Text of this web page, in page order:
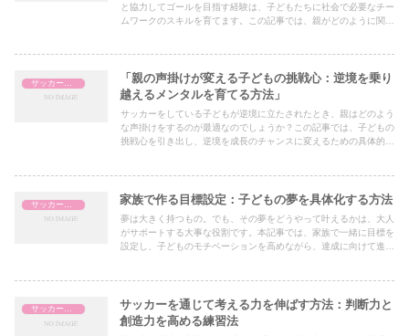
と協力してゴールを目指す経験は、子どもたちに社会で必要なチー
ムワークのスキルを育てます。この記事では、親がどのように関わ
「親の声掛けが変える子どもの挑戦心：逆境を乗り
越えるメンタルを育てる方法」
サッカーをしている子どもが逆境に立たされたとき、親はどのよう
な声掛けをするのが最適なのでしょうか？この記事では、子どもの
挑戦心を引き出し、逆境を成長のチャンスに変えるための具体的な
家族で作る目標設定：子どもの夢を具体化する方法
夢は大きく持つもの。でも、その夢をどうやって叶えるかは、大人
がサポートする大事な役割です。本記事では、家族で一緒に目標を
設定し、子どものモチベーションを高めながら、達成に向けて進む
サッカー指導
サッカーを通じて考える力を伸ばす方法：判断力と
創造力を高める練習法